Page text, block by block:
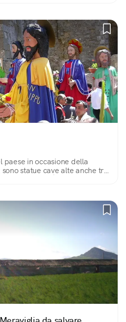
paese in occasione della
statue cave alte anche tre